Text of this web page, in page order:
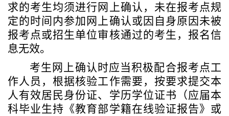
求的考生均须进行网上确认，未在报考点规
定的时间内参加网上确认或因自身原因未被
报考点或招生单位审核通过的考生，报名信
息无效。
考生网上确认时应当积极配合报考点工
作人员，根据核验工作需要，按要求提交本
人有效居民身份证、学历学位证书（应届本
科毕业生持《教育部学籍在线验证报告》或